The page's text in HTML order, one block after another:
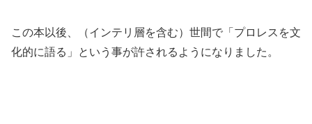
この本以後、（インテリ層を含む）世間で「プロレスを文
化的に語る」という事が許されるようになりました。